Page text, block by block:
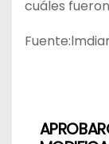
cuáles